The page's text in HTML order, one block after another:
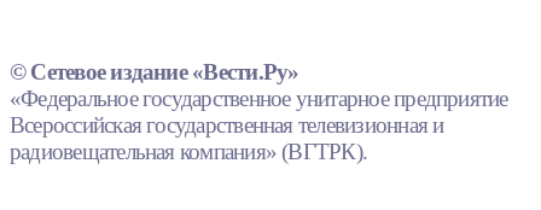
© Сетевое издание «Вести.Ру»
«Федеральное государственное унитарное предприятие
Всероссийская государственная телевизионная и
радиовещательная компания» (ВГТРК).